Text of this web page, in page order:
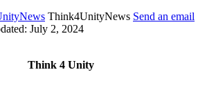
Think4UnityNews Send an email
July 2, 2024
Think 4 Unity